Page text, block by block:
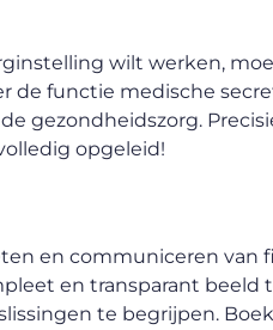
wilt werken,
de functie medische
gezondheidszorg.
opgeleid!
en communiceren van
en transparant beeld
te begrijpen.